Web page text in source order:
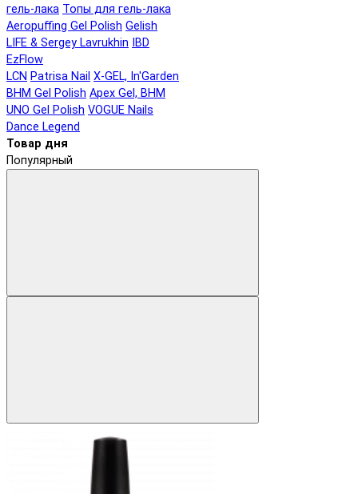
гель-лака Топы для гель-лака
Aeropuffing Gel Polish Gelish
LIFE & Sergey Lavrukhin
IBD
EzFlow
LCN Patrisa Nail X-GEL, In'Garden
BHM Gel Polish Apex Gel, BHM
UNO Gel Polish VOGUE Nails
Dance Legend
Товар дня
Популярный